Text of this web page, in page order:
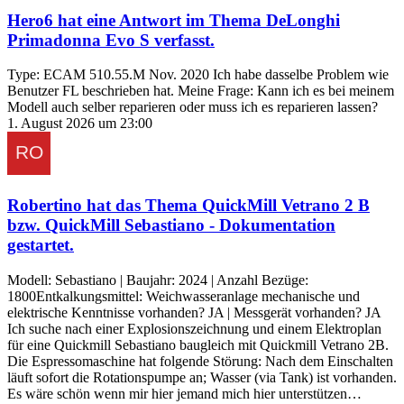
Hero6 hat eine Antwort im Thema DeLonghi
Primadonna Evo S verfasst.
Type: ECAM 510.55.M Nov. 2020 Ich habe dasselbe Problem wie
Benutzer FL beschrieben hat. Meine Frage: Kann ich es bei meinem
Modell auch selber reparieren oder muss ich es reparieren lassen?
1. August 2026 um 23:00
Robertino hat das Thema QuickMill Vetrano 2 B
bzw. QuickMill Sebastiano - Dokumentation
gestartet.
Modell: Sebastiano | Baujahr: 2024 | Anzahl Bezüge:
1800Entkalkungsmittel: Weichwasseranlage mechanische und
elektrische Kenntnisse vorhanden? JA | Messgerät vorhanden? JA
Ich suche nach einer Explosionszeichnung und einem Elektroplan
für eine Quickmill Sebastiano baugleich mit Quickmill Vetrano 2B.
Die Espressomaschine hat folgende Störung: Nach dem Einschalten
läuft sofort die Rotationspumpe an; Wasser (via Tank) ist vorhanden.
Es wäre schön wenn mir hier jemand mich hier unterstützen…